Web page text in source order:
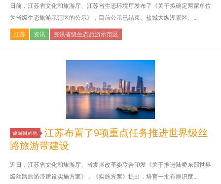
日前，江苏省文化和旅游厅、江苏省生态环境厅发布了《关于拟确定两家单位
为省级生态旅游示范区的公示》，目前公示已结束。盐城大纵湖景区、...
江苏 资讯 资讯省级生态旅游示范区
旅游目的地
江苏布置了9项重点任务推进世界级丝
路旅游带建设
近日，江苏省文化和旅游厅、省发展改革委联合印发《关于推进陆桥东部世界
级丝路旅游带建设实施方案》，《实施方案》提出，培育一批有辨识度...